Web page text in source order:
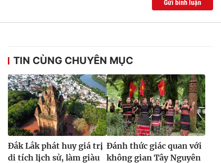
Gửi bình luận
TIN CÙNG CHUYÊN MỤC
Đắk Lắk phát huy giá trị
di tích lịch sử, làm giàu
Đánh thức giác quan với
không gian Tây Nguyên